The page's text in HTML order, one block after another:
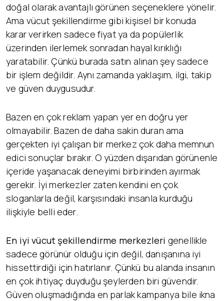
doğal olarak avantajlı görünen seçeneklere yönelir.
Ama vücut şekillendirme gibi kişisel bir konuda
karar verirken sadece fiyat ya da popülerlik
üzerinden ilerlemek sonradan hayal kırıklığı
yaratabilir. Çünkü burada satın alınan şey sadece
bir işlem değildir. Aynı zamanda yaklaşım, ilgi, takip
ve güven duygusudur.
Bazen en çok reklam yapan yer en doğru yer
olmayabilir. Bazen de daha sakin duran ama
gerçekten iyi çalışan bir merkez çok daha memnun
edici sonuçlar bırakır. O yüzden dışarıdan görünenle
içeride yaşanacak deneyimi birbirinden ayırmak
gerekir. İyi merkezler zaten kendini en çok
sloganlarla değil, karşısındaki insanla kurduğu
ilişkiyle belli eder.
En iyi vücut şekillendirme merkezleri genellikle
sadece görünür olduğu için değil, danışanına iyi
hissettirdiği için hatırlanır. Çünkü bu alanda insanın
en çok ihtiyaç duyduğu şeylerden biri güvendir.
Güven oluşmadığında en parlak kampanya bile ikna